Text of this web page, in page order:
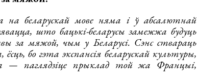
беларускай мове няма і ў абсалютнай
што бацькі-беларусы замежжа будуць
за мяжой, чым у Беларусі. Сэнс ствараць
бо гэта экспансія беларускай культуры,
— паглядзіце прыклад той жа Францыі,